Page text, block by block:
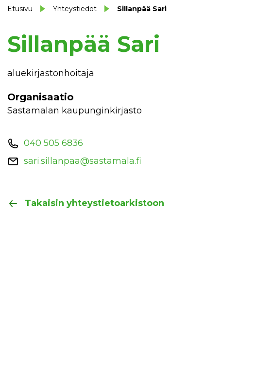
Etusivu Yhteystiedot Sillanpää Sari
Sillanpää Sari
aluekirjastonhoitaja
Organisaatio
Sastamalan kaupunginkirjasto
040 505 6836
sari.sillanpaa@sastamala.fi
Takaisin yhteystietoarkistoon